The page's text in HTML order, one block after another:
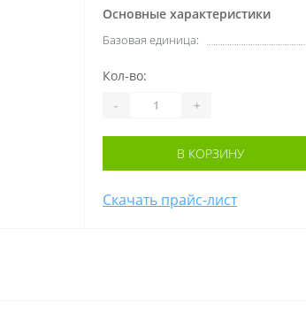
Основные характеристики
Базовая единица:
Кол-во:
- +
В КОРЗИНУ
Скачать прайс-лист